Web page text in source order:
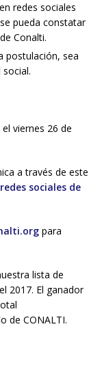
redes sociales
pueda constatar
Conalti.
postulación, sea
viernes 26 de
a través de este
sociales de
para
lista de
2017. El ganador
de CONALTI.